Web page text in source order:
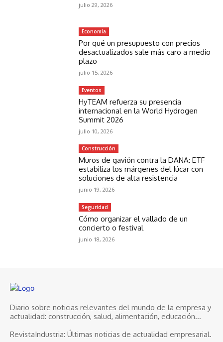
julio 29, 2026
Economía
Por qué un presupuesto con precios
desactualizados sale más caro a medio
plazo
julio 15, 2026
Eventos
HyTEAM refuerza su presencia
internacional en la World Hydrogen
Summit 2026
julio 10, 2026
Construcción
Muros de gavión contra la DANA: ETF
estabiliza los márgenes del Júcar con
soluciones de alta resistencia
junio 19, 2026
Seguridad
Cómo organizar el vallado de un
concierto o festival
junio 18, 2026
Diario sobre noticias relevantes del mundo de la empresa y
actualidad: construcción, salud, alimentación, educación...
RevistaIndustria: Últimas noticias de actualidad empresarial.